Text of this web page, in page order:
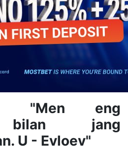
"Men eng
bilan jang
U - Evloev"